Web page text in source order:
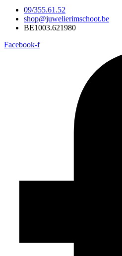
09/355.61.52
shop@juwelierimschoot.be
BE1003.621980
Facebook-f